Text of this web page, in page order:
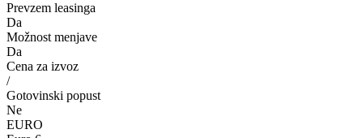
Prevzem leasinga
Da
Možnost menjave
Da
Cena za izvoz
/
Gotovinski popust
Ne
EURO